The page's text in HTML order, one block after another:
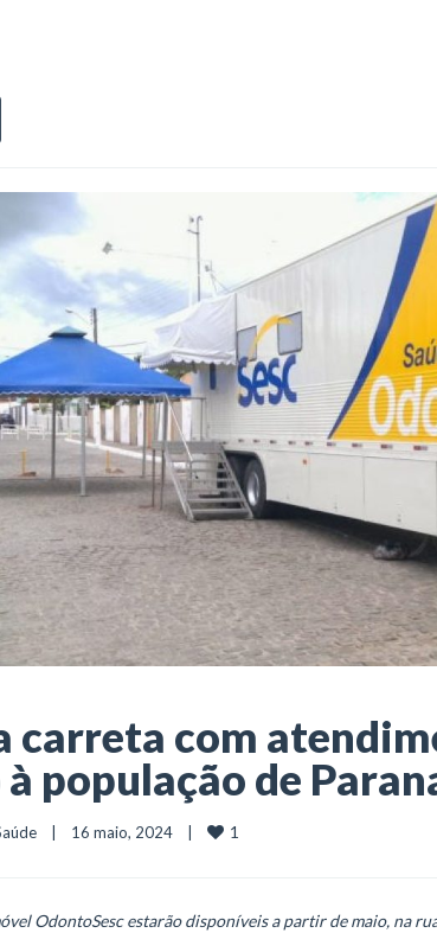
carreta com
população de
    |    16 maio, 2024    |
1
OdontoSesc estarão disponíveis a partir de maio, na